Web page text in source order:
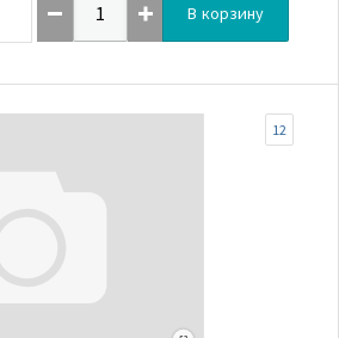
В корзину
12